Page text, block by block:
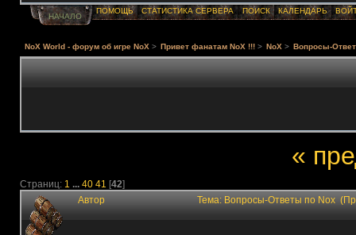
НАЧАЛО
ПОМОЩЬ СТАТИСТИКА СЕРВЕРА ПОИСК КАЛЕНДАРЬ
NoX World - форум об игре NoX > Привет фанатам NoX !!! > NoX > Вопросы-
«
Страниц: 1 ... 40 41 [42]
Автор Тема: Вопросы-Ответы по Nox